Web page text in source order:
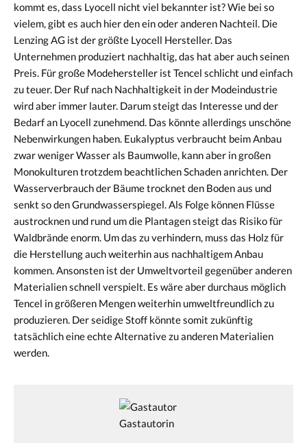
kommt es, dass Lyocell nicht viel bekannter ist? Wie bei so
vielem, gibt es auch hier den ein oder anderen Nachteil. Die
Lenzing AG ist der größte Lyocell Hersteller. Das
Unternehmen produziert nachhaltig, das hat aber auch seinen
Preis. Für große Modehersteller ist Tencel schlicht und einfach
zu teuer. Der Ruf nach Nachhaltigkeit in der Modeindustrie
wird aber immer lauter. Darum steigt das Interesse und der
Bedarf an Lyocell zunehmend. Das könnte allerdings unschöne
Nebenwirkungen haben. Eukalyptus verbraucht beim Anbau
zwar weniger Wasser als Baumwolle, kann aber in großen
Monokulturen trotzdem beachtlichen Schaden anrichten. Der
Wasserverbrauch der Bäume trocknet den Boden aus und
senkt so den Grundwasserspiegel. Als Folge können Flüsse
austrocknen und rund um die Plantagen steigt das Risiko für
Waldbrände enorm. Um das zu verhindern, muss das Holz für
die Herstellung auch weiterhin aus nachhaltigem Anbau
kommen. Ansonsten ist der Umweltvorteil gegenüber anderen
Materialien schnell verspielt. Es wäre aber durchaus möglich
Tencel in größeren Mengen weiterhin umweltfreundlich zu
produzieren. Der seidige Stoff könnte somit zukünftig
tatsächlich eine echte Alternative zu anderen Materialien
werden.